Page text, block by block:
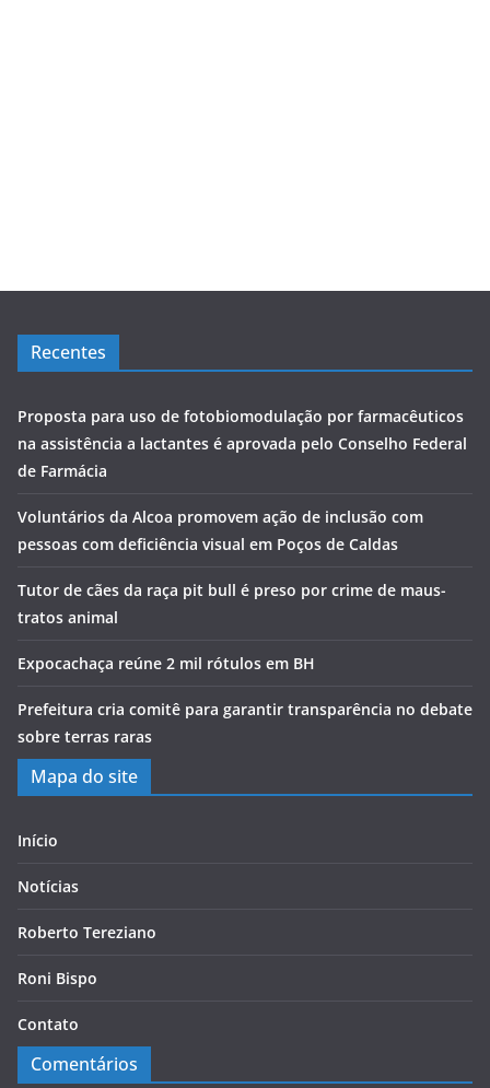
Recentes
Proposta para uso de fotobiomodulação por farmacêuticos
na assistência a lactantes é aprovada pelo Conselho Federal
de Farmácia
Voluntários da Alcoa promovem ação de inclusão com
pessoas com deficiência visual em Poços de Caldas
Tutor de cães da raça pit bull é preso por crime de maus-
tratos animal
Expocachaça reúne 2 mil rótulos em BH
Prefeitura cria comitê para garantir transparência no debate
sobre terras raras
Mapa do site
Início
Notícias
Roberto Tereziano
Roni Bispo
Contato
Comentários